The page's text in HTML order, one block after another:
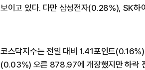
보이고 있다. 다만 삼성전자(0.28%), SK하
코스닥지수는 전일 대비 1.41포인트
(0.03%) 오른 878.97에 개장했지만 하락